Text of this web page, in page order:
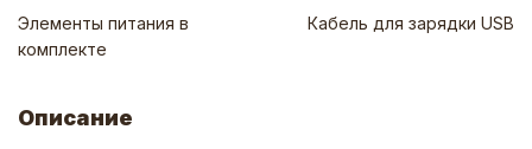
Элементы питания в
комплекте
Кабель для зарядки USB
Описание